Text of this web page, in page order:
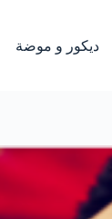
ديكور و موضة